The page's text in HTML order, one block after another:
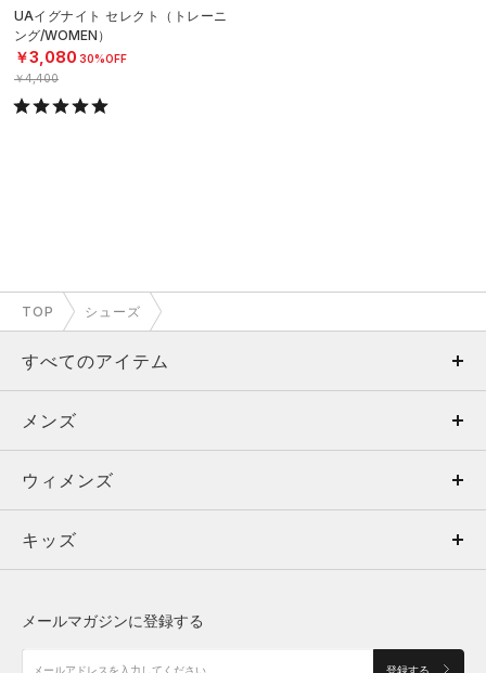
UAイグナイト セレクト（トレーニ
ング/WOMEN）
￥3,080 30%OFF
￥4,400
TOP シューズ
すべてのアイテム
メンズ
ウィメンズ
キッズ
アクセサリー
メンズ
トップス
ボトムス
アクセサリー
ウィメンズ
トップス
シューズ
キッズ
メールマガジンに登録する
登録する